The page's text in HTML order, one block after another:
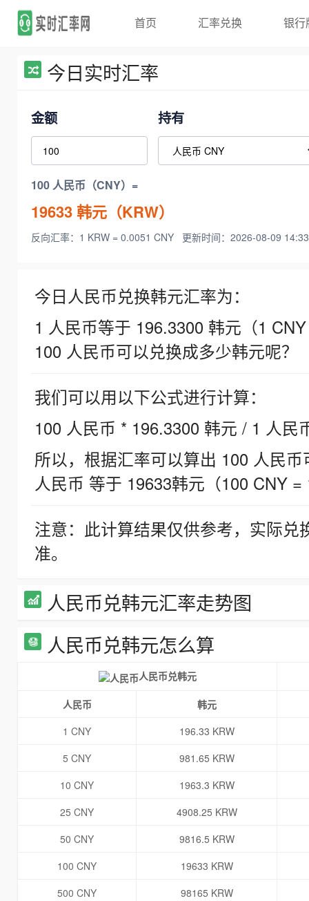
首页 汇率兑换 银行
今日实时汇率
金额 持有
100 人民币（CNY）=
19633韩元（KRW）
反向汇率：1 KRW = 0.0051 CNY 更新时间：2026-08-09
今日人民币兑换韩元汇率为：
1 人民币等于 196.3300 韩元（1
100 人民币可以兑换成多少韩元呢？
我们可以用以下公式进行计算：
100 人民币 * 196.3300 韩元 / 1 人民
所以，根据汇率可以算出 100 人民
人民币 等于 19633韩元（100 CNY =
注意：此计算结果仅供参考，实际
准。
人民币兑韩元汇率走势图
人民币兑韩元怎么算
人民币兑韩元
人民币
韩元
1 CNY
196.33 KRW
5 CNY
981.65 KRW
10 CNY
1963.3 KRW
25 CNY
4908.25 KRW
50 CNY
9816.5 KRW
100 CNY
19633 KRW
500 CNY
98165 KRW